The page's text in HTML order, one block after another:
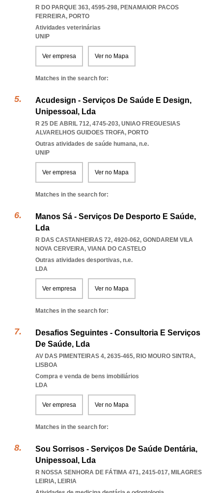
R DO PARQUE 363, 4595-298, PENAMAIOR PACOS
FERREIRA, PORTO
Atividades veterinárias
UNIP
Ver empresa Ver no Mapa
Matches in the search for:
Acudesign - Serviços De Saúde E Design,
Unipessoal, Lda
R 25 DE ABRIL 712, 4745-203, UNIAO FREGUESIAS
ALVARELHOS GUIDOES TROFA, PORTO
Outras atividades de saúde humana, n.e.
UNIP
Ver empresa Ver no Mapa
Matches in the search for:
Manos Sá - Serviços De Desporto E Saúde,
Lda
R DAS CASTANHEIRAS 72, 4920-062, GONDAREM VILA
NOVA CERVEIRA, VIANA DO CASTELO
Outras atividades desportivas, n.e.
LDA
Ver empresa Ver no Mapa
Matches in the search for:
Desafios Seguintes - Consultoria E Serviços
De Saúde, Lda
AV DAS PIMENTEIRAS 4, 2635-465, RIO MOURO SINTRA,
LISBOA
Compra e venda de bens imobiliários
LDA
Ver empresa Ver no Mapa
Matches in the search for:
Sou Sorrisos - Serviços De Saúde Dentária,
Unipessoal, Lda
R NOSSA SENHORA DE FÁTIMA 471, 2415-017, MILAGRES
LEIRIA, LEIRIA